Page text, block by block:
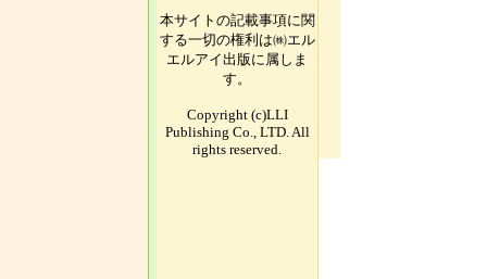
本サイトの記載事項に関
する一切の権利は㈱エル
エルアイ出版に属しま
す。
Copyright (c)LLI
Publishing Co., LTD. All
rights reserved.